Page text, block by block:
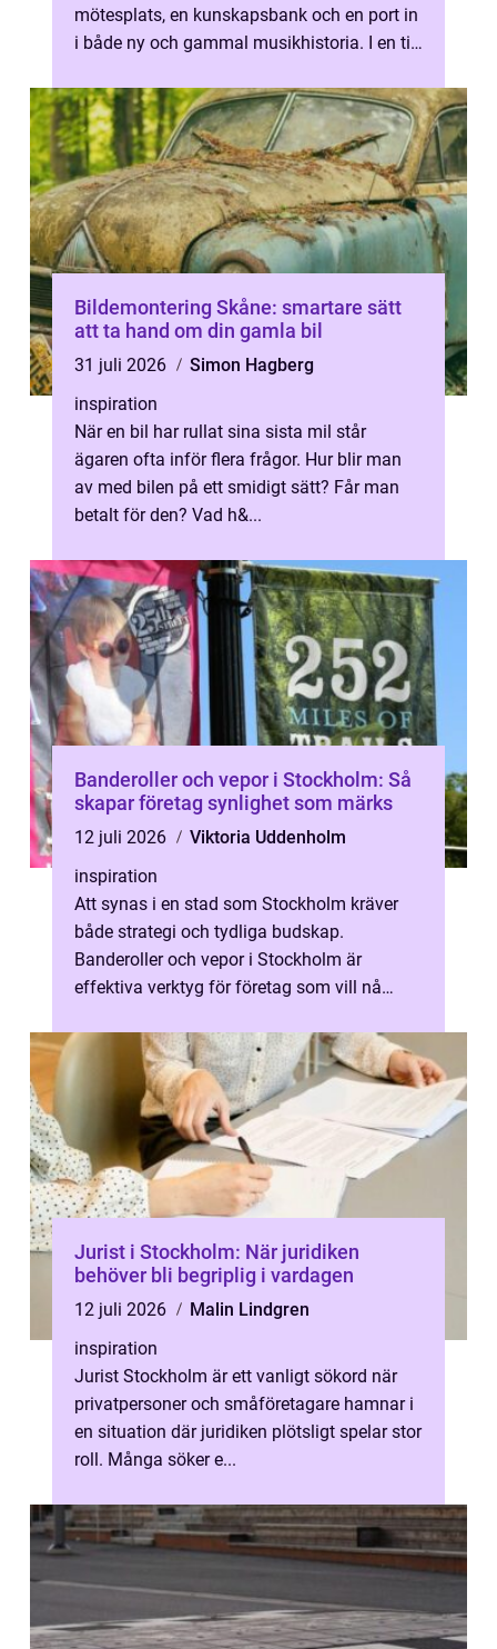
mötesplats, en kunskapsbank och en port in
i både ny och gammal musikhistoria. I en tid
Bildemontering Skåne: smartare sätt
att ta hand om din gamla bil
31 juli 2026
Simon Hagberg
inspiration
När en bil har rullat sina sista mil står
ägaren ofta inför flera frågor. Hur blir man
av med bilen på ett smidigt sätt? Får man
betalt för den? Vad h&...
Banderoller och vepor i Stockholm: Så
skapar företag synlighet som märks
12 juli 2026
Viktoria Uddenholm
inspiration
Att synas i en stad som Stockholm kräver
både strategi och tydliga budskap.
Banderoller och vepor i Stockholm är
effektiva verktyg för företag som vill nå
Jurist i Stockholm: När juridiken
behöver bli begriplig i vardagen
12 juli 2026
Malin Lindgren
inspiration
Jurist Stockholm är ett vanligt sökord när
privatpersoner och småföretagare hamnar i
en situation där juridiken plötsligt spelar stor
roll. Många söker e...